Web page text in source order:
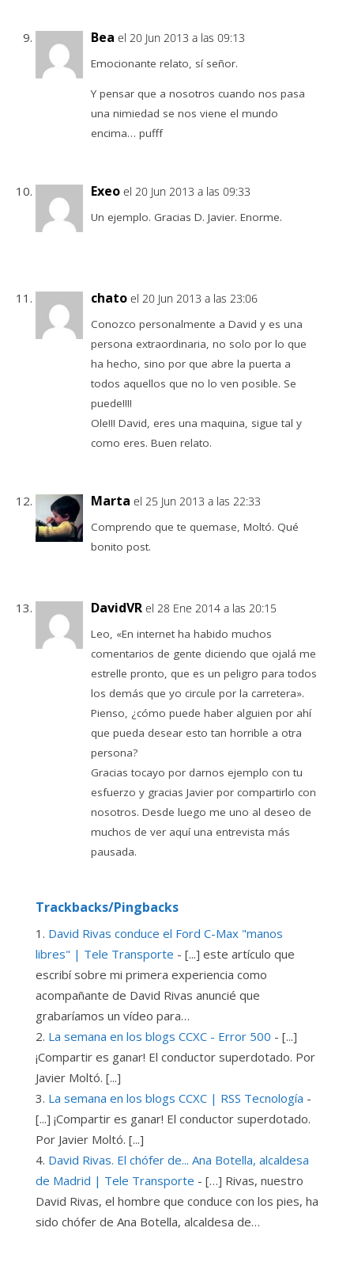
Bea el 20 Jun 2013 a las 09:13
Emocionante relato, sí señor.
Y pensar que a nosotros cuando nos pasa
una nimiedad se nos viene el mundo
encima… pufff
Exeo el 20 Jun 2013 a las 09:33
Un ejemplo. Gracias D. Javier. Enorme.
chato el 20 Jun 2013 a las 23:06
Conozco personalmente a David y es una
persona extraordinaria, no solo por lo que
ha hecho, sino por que abre la puerta a
todos aquellos que no lo ven posible. Se
puede!!!!
Ole!!! David, eres una maquina, sigue tal y
como eres. Buen relato.
Marta el 25 Jun 2013 a las 22:33
Comprendo que te quemase, Moltó. Qué
bonito post.
DavidVR el 28 Ene 2014 a las 20:15
Leo, «En internet ha habido muchos
comentarios de gente diciendo que ojalá me
estrelle pronto, que es un peligro para todos
los demás que yo circule por la carretera».
Pienso, ¿cómo puede haber alguien por ahí
que pueda desear esto tan horrible a otra
persona?
Gracias tocayo por darnos ejemplo con tu
esfuerzo y gracias Javier por compartirlo con
nosotros. Desde luego me uno al deseo de
muchos de ver aquí una entrevista más
pausada.
Trackbacks/Pingbacks
David Rivas conduce el Ford C-Max "manos
libres" | Tele Transporte - [...] este artículo que
escribí sobre mi primera experiencia como
acompañante de David Rivas anuncié que
grabaríamos un vídeo para…
La semana en los blogs CCXC - Error 500 - [...]
¡Compartir es ganar! El conductor superdotado. Por
Javier Moltó. [...]
La semana en los blogs CCXC | RSS Tecnología -
[...] ¡Compartir es ganar! El conductor superdotado.
Por Javier Moltó. [...]
David Rivas. El chófer de... Ana Botella, alcaldesa
de Madrid | Tele Transporte - […] Rivas, nuestro
David Rivas, el hombre que conduce con los pies, ha
sido chófer de Ana Botella, alcaldesa de…